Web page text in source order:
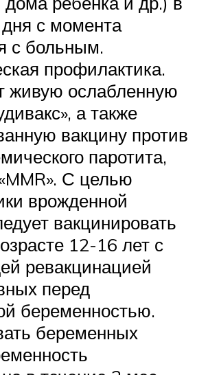
с момента
с больным.
профилактика.
живую ослабленную
а также
вакцину против
паротита,
С целью
врожденной
вакцинировать
12-16 лет с
ревакцинацией
перед
беременностью.
беременных